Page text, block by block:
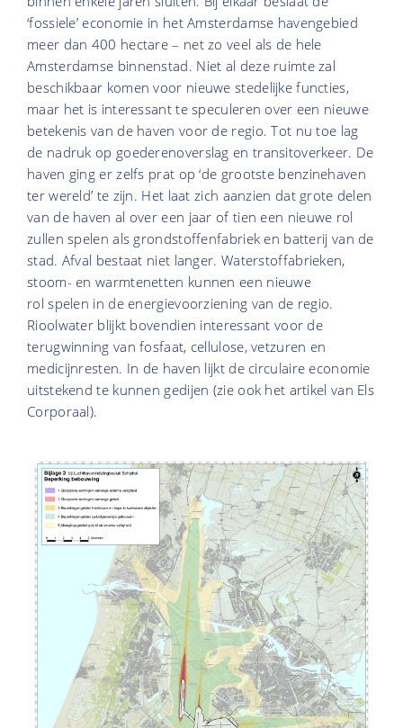
‘fossiele’ economie in het Amsterdamse havengebied
meer dan 400 hectare – net zo veel als de hele
Amsterdamse binnenstad. Niet al deze ruimte zal
beschikbaar komen voor nieuwe stedelijke functies,
maar het is interessant te speculeren over een nieuwe
betekenis van de haven voor de regio. Tot nu toe lag
de nadruk op goederenoverslag en transitoverkeer. De
haven ging er zelfs prat op ‘de grootste benzinehaven
ter wereld’ te zijn. Het laat zich aanzien dat grote delen
van de haven al over een jaar of tien een nieuwe rol
zullen spelen als grondstoffenfabriek en batterij van de
stad. Afval bestaat niet langer. Waterstoffabrieken,
stoom- en warmtenetten kunnen een nieuwe
rol spelen in de energievoorziening van de regio.
Rioolwater blijkt bovendien interessant voor de
terugwinning van fosfaat, cellulose, vetzuren en
medicijnresten. In de haven lijkt de circulaire economie
uitstekend te kunnen gedijen (zie ook het artikel van Els
Corporaal).